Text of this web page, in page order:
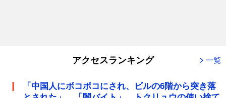
アクセスランキング 一覧
「中国人にボコボコにされ、ビルの6階から突き落